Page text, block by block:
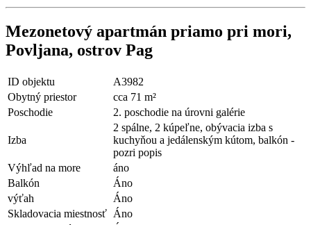
Mezonetový apartmán priamo pri mori,
Povljana, ostrov Pag
ID objektu
A3982
Obytný priestor
cca 71 m²
Poschodie
2. poschodie na úrovni galérie
Izba
2 spálne, 2 kúpeľne, obývacia izba s
kuchyňou a jedálenským kútom, balkón -
pozri popis
Výhľad na more
áno
Balkón
Áno
výťah
Áno
Skladovacia miestnosť Áno